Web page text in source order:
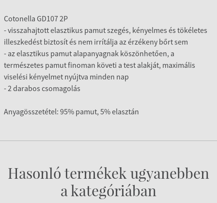
Cotonella GD107 2P
- visszahajtott elasztikus pamut szegés, kényelmes és tökéletes
illeszkedést biztosít és nem irrítálja az érzékeny bőrt sem
- az elasztikus pamut alapanyagnak köszönhetően, a
természetes pamut finoman követi a test alakját, maximális
viselési kényelmet nyújtva minden nap
- 2 darabos csomagolás
Anyagösszetétel: 95% pamut, 5% elasztán
Hasonló termékek ugyanebben
a kategóriában